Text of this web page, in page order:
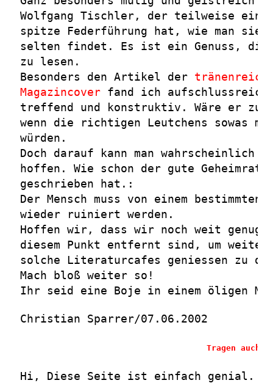
Wolfgang Tischler, der teilweise eine
spitze Federführung hat, wie man sie
selten findet. Es ist ein Genuss, die
zu lesen.
Besonders den Artikel der
Magazincover fand ich
treffend und konstruktiv. Wäre er
wenn die richtigen Leutchens sowas
würden.
Doch darauf kann man wahrscheinlich
hoffen. Wie schon der gute Geheimrat
geschrieben hat.:
Der Mensch muss von einem bestimmten
wieder ruiniert werden.
Hoffen wir, dass wir noch weit genug
diesem Punkt entfernt sind, um
solche Literaturcafes geniessen zu
Mach bloß weiter so!
Ihr seid eine Boje in einem öligen
Christian Sparrer/07.06.2002
Tragen auch
Hi, Diese Seite ist einfach genial.